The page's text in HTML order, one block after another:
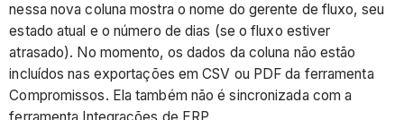
nessa nova coluna mostra o nome do gerente de fluxo, seu
estado atual e o número de dias (se o fluxo estiver
atrasado). No momento, os dados da coluna não estão
incluídos nas exportações em CSV ou PDF da ferramenta
Compromissos. Ela também não é sincronizada com a